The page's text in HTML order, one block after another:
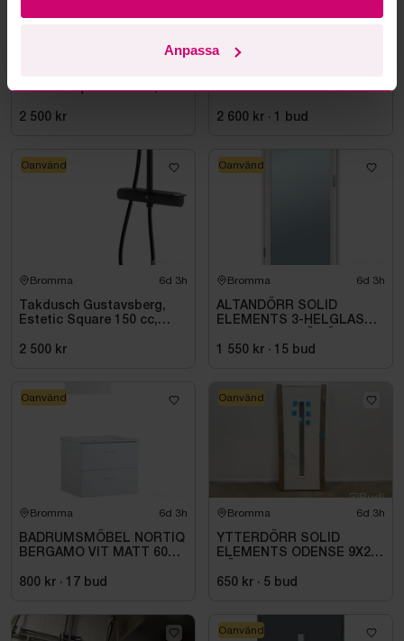
Anpassa
6d 3h
Estetic Square 150 cc,
2 500 kr
Bromma
SUNWIND EL-DORADO
2 600 kr · 1 bud
Bromma 6d 3h
Takdusch Gustavsberg,
Estetic Square 150 cc,
2 500 kr
Oanvänd
Bromma 6d 3h
ALTANDÖRR SOLID
ELEMENTS 3-HELGLAS
1 550 kr · 15 bud
Oanvänd
Bromma 6d 3h
BADRUMSMÖBEL NORTIQ
BERGAMO VIT MATT 60
800 kr · 17 bud
Oanvänd
Bromma 6d 3h
YTTERDÖRR SOLID
ELEMENTS ODENSE 9X20
650 kr · 5 bud
Oanvänd
Oanvänd